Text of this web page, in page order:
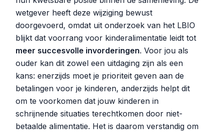
wetgever heeft deze wijziging bewust
doorgevoerd, omdat uit onderzoek van het LBIO
blijkt dat voorrang voor kinderalimentatie leidt tot
meer succesvolle invorderingen. Voor jou als
ouder kan dit zowel een uitdaging zijn als een
kans: enerzijds moet je prioriteit geven aan de
betalingen voor je kinderen, anderzijds helpt dit
om te voorkomen dat jouw kinderen in
schrijnende situaties terechtkomen door niet-
betaalde alimentatie. Het is daarom verstandig om